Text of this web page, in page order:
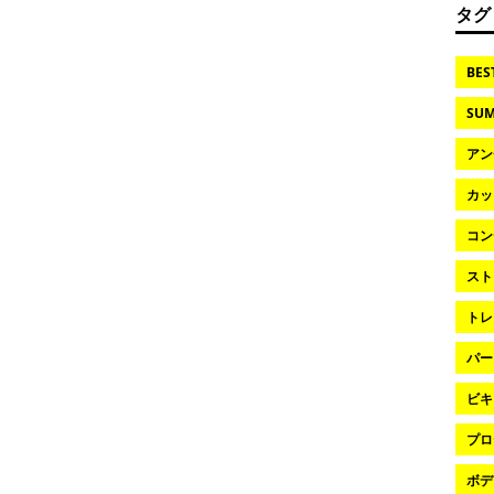
タグ
ア
カ
コ
ス
ト
パ
ビ
プ
ボ